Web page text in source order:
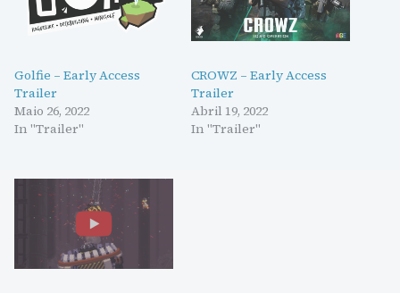
Golfie – Early Access
Trailer
Maio 26, 2022
In "Trailer"
CROWZ – Early Access
Trailer
Abril 19, 2022
In "Trailer"